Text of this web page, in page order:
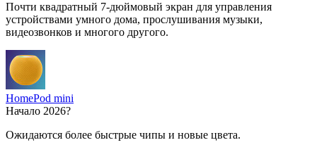
Почти квадратный 7-дюймовый экран для управления
устройствами умного дома, прослушивания музыки,
видеозвонков и многого другого.
HomePod mini
Начало 2026?
Ожидаются более быстрые чипы и новые цвета.